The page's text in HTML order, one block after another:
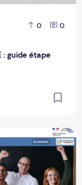
0 0
: guide étape
pour les